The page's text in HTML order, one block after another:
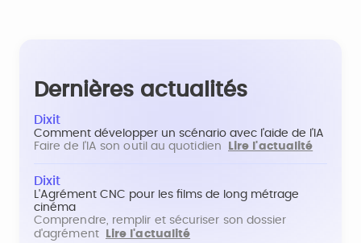
Dernières actualités
Dixit
Comment développer un scénario avec l'aide de l'IA
Faire de l'IA son outil au quotidien
Lire l'actualité
Dixit
L'Agrément CNC pour les films de long métrage
cinéma
Comprendre, remplir et sécuriser son dossier
d'agrément
Lire l'actualité